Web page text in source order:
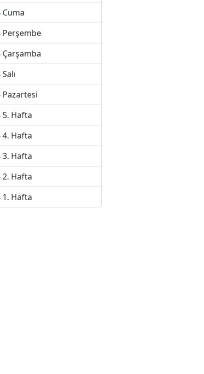
Cuma
Perşembe
Çarşamba
Pazartesi
5. Hafta
4. Hafta
3. Hafta
2. Hafta
1. Hafta